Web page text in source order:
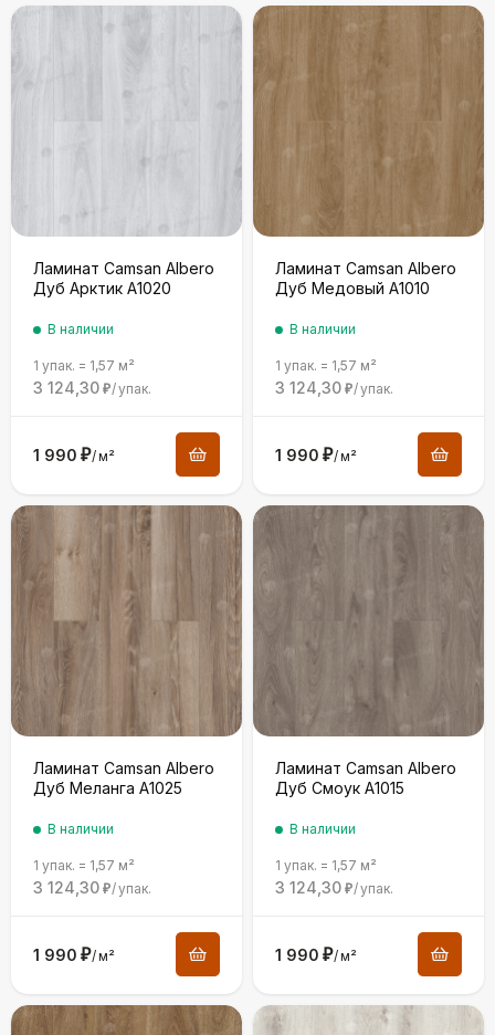
Ламинат Camsan Albero
Дуб Арктик A1020
В наличии
1 упак. = 1,57 м²
3 124,30 ₽/упак.
1 990 ₽/м²
Ламинат Camsan Albero
Дуб Медовый A1010
В наличии
1 упак. = 1,57 м²
3 124,30 ₽/упак.
1 990 ₽/м²
Ламинат Camsan Albero
Дуб Меланга A1025
В наличии
1 упак. = 1,57 м²
3 124,30 ₽/упак.
1 990 ₽/м²
Ламинат Camsan Albero
Дуб Смоук A1015
В наличии
1 упак. = 1,57 м²
3 124,30 ₽/упак.
1 990 ₽/м²